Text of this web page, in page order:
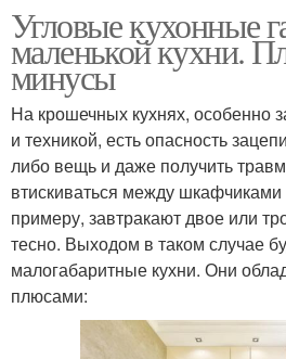
Угловые кухонные
маленькой кухни.
минусы
На крошечных кухнях, особенно
и техникой, есть опасность
либо вещь и даже получить
втискиваться между шкафчиками
примеру, завтракают двое или
тесно. Выходом в таком случае
малогабаритные кухни. Они
плюсами: